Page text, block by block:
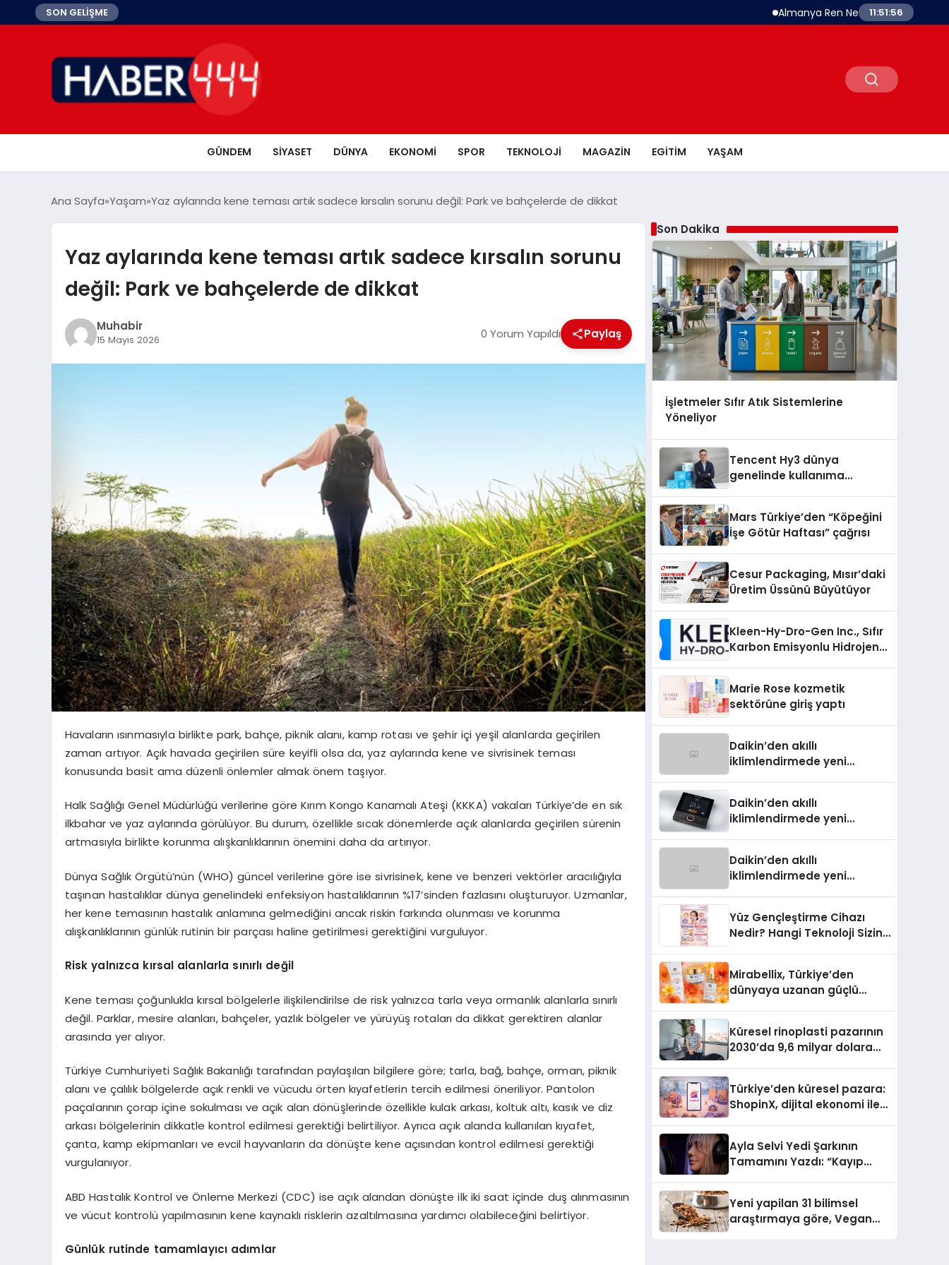
SON GELİŞME Almanya Ren Nehri’nde Tarihi Kuraklık
11:51:57
GÜNDEM SIYASET DÜNYA EKONOMI SPOR TEKNOLOJI MAGAZIN EGITIM YAŞAM
Ana Sayfa Yaşam Yaz aylarında kene teması artık sadece kırsalın sorunu değil: Park ve bahçelerde de dikkat
Yaz aylarında kene teması artık sadece kırsalın sorunu
değil: Park ve bahçelerde de dikkat
Muhabir
15 Mayıs 2026 0 Yorum Yapıldı Paylaş
Havaların ısınmasıyla birlikte park, bahçe, piknik alanı, kamp rotası ve şehir içi yeşil alanlarda geçirilen
zaman artıyor. Açık havada geçirilen süre keyifli olsa da, yaz aylarında kene ve sivrisinek teması
konusunda basit ama düzenli önlemler almak önem taşıyor.
Halk Sağlığı Genel Müdürlüğü verilerine göre Kırım Kongo Kanamalı Ateşi (KKKA) vakaları Türkiye’de en sık
ilkbahar ve yaz aylarında görülüyor. Bu durum, özellikle sıcak dönemlerde açık alanlarda geçirilen sürenin
artmasıyla birlikte korunma alışkanlıklarının önemini daha da artırıyor.
Dünya Sağlık Örgütü’nün (WHO) güncel verilerine göre ise sivrisinek, kene ve benzeri vektörler aracılığıyla
taşınan hastalıklar dünya genelindeki enfeksiyon hastalıklarının %17’sinden fazlasını oluşturuyor. Uzmanlar,
her kene temasının hastalık anlamına gelmediğini ancak riskin farkında olunması ve korunma
alışkanlıklarının günlük rutinin bir parçası haline getirilmesi gerektiğini vurguluyor.
Risk yalnızca kırsal alanlarla sınırlı değil
Kene teması çoğunlukla kırsal bölgelerle ilişkilendirilse de risk yalnızca tarla veya ormanlık alanlarla sınırlı
değil. Parklar, mesire alanları, bahçeler, yazlık bölgeler ve yürüyüş rotaları da dikkat gerektiren alanlar
arasında yer alıyor.
Türkiye Cumhuriyeti Sağlık Bakanlığı tarafından paylaşılan bilgilere göre; tarla, bağ, bahçe, orman, piknik
alanı ve çalılık bölgelerde açık renkli ve vücudu örten kıyafetlerin tercih edilmesi öneriliyor. Pantolon
paçalarının çorap içine sokulması ve açık alan dönüşlerinde özellikle kulak arkası, koltuk altı, kasık ve diz
arkası bölgelerinin dikkatle kontrol edilmesi gerektiği belirtiliyor. Ayrıca açık alanda kullanılan kıyafet,
çanta, kamp ekipmanları ve evcil hayvanların da dönüşte kene açısından kontrol edilmesi gerektiği
vurgulanıyor.
ABD Hastalık Kontrol ve Önleme Merkezi (CDC) ise açık alandan dönüşte ilk iki saat içinde duş alınmasının
ve vücut kontrolü yapılmasının kene kaynaklı risklerin azaltılmasına yardımcı olabileceğini belirtiyor.
Günlük rutinde tamamlayıcı adımlar
Son Dakika
İşletmeler Sıfır Atık Sistemlerine
Yöneliyor
Tencent Hy3 dünya
genelinde kullanıma
Mars Türkiye’den “Köpeğini
İşe Götür Haftası” çağrısı
Cesur Packaging, Mısır’daki
Üretim Üssünü Büyütüyor
Kleen-Hy-Dro-Gen Inc., Sıfır
Karbon Emisyonlu Hidrojen
Aldı
Marie Rose kozmetik
sektörüne giriş yaptı
Daikin’den akıllı
iklimlendirmede yeni
Daikin’den akıllı
iklimlendirmede yeni
Daikin’den akıllı
iklimlendirmede yeni
Yüz Gençleştirme Cihazı
Nedir? Hangi Teknoloji Sizin
Mirabellix, Türkiye’den
dünyaya uzanan güçlü
Küresel rinoplasti pazarının
2030’da 9,6 milyar dolara
Türkiye’den küresel pazara:
ShopinX, dijital ekonomi ile
Ayla Selvi Yedi Şarkının
Tamamını Yazdı: “Kayıp
Yeni yapilan 31 bilimsel
araştırmaya göre, Vegan